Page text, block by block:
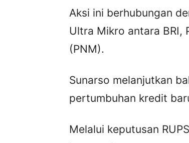
Aksi ini berhubungan
Ultra Mikro antara BRI,
(PNM).
Sunarso melanjutkan
pertumbuhan kredit
Melalui keputusan